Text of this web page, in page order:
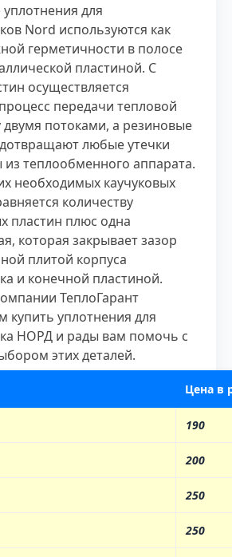
для
Nord используются как
герметичности в полосе
пластиной. С
осуществляется
передачи тепловой
потоками, а резиновые
любые утечки
теплообменного аппарата.
необходимых каучуковых
количеству
пластин плюс одна
которая закрывает зазор
плитой корпуса
и конечной пластиной.
ТеплоГарант
купить уплотнения для
НОРД и рады вам помочь с
этих деталей.
Цена в
190
200
250
250